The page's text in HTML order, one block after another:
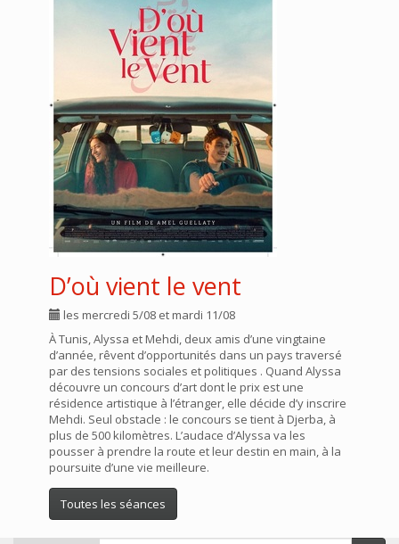
D’où vient le vent
les mercredi 5/08 et mardi 11/08
À Tunis, Alyssa et Mehdi, deux amis d’une vingtaine
d’année, rêvent d’opportunités dans un pays traversé
par des tensions sociales et politiques . Quand Alyssa
découvre un concours d’art dont le prix est une
résidence artistique à l’étranger, elle décide d’y inscrire
Mehdi. Seul obstacle : le concours se tient à Djerba, à
plus de 500 kilomètres. L’audace d’Alyssa va les
pousser à prendre la route et leur destin en main, à la
poursuite d’une vie meilleure.
Toutes les séances